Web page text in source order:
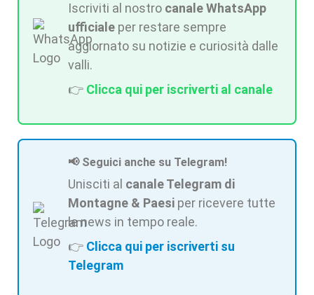
Iscriviti al nostro canale WhatsApp
ufficiale per restare sempre
aggiornato su notizie e curiosità dalle
valli.
👉 Clicca qui per iscriverti al canale
📢 Seguici anche su Telegram!
Unisciti al canale Telegram di
Montagne & Paesi per ricevere tutte
le news in tempo reale.
👉 Clicca qui per iscriverti su
Telegram